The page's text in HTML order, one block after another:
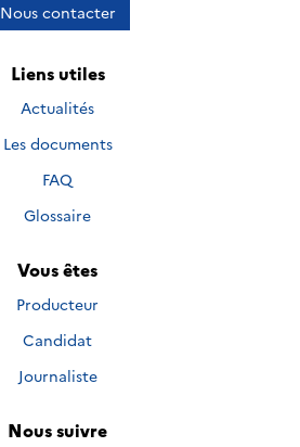
Nous contacter
Liens utiles
Actualités
Les documents
FAQ
Glossaire
Vous êtes
Producteur
Candidat
Journaliste
Nous suivre